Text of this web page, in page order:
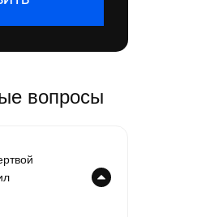
вопросы